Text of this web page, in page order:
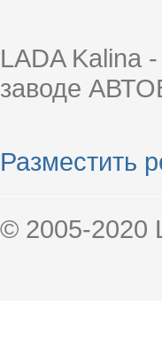
LADA Kalina
заводе
Разместить
© 2005-2020